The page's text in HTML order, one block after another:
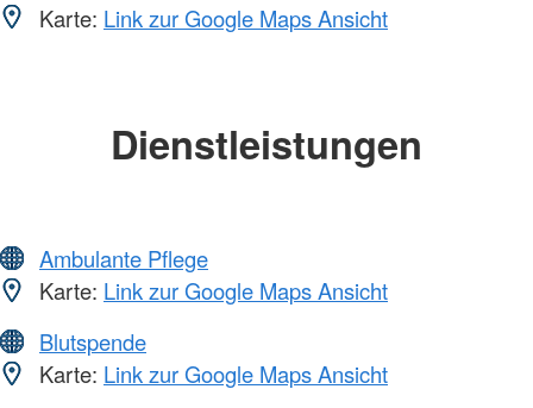
Karte: Link zur Google Maps Ansicht
Dienstleistungen
Ambulante Pflege
Karte: Link zur Google Maps Ansicht
Blutspende
Karte: Link zur Google Maps Ansicht